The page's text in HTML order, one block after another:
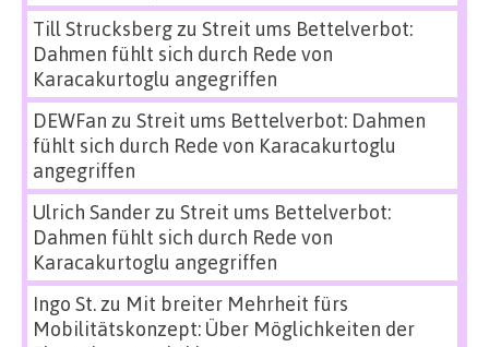
Till Strucksbergzu Streit ums Bettelverbot:
Dahmen fühlt sich durch Rede von
Karacakurtoglu angegriffen
DEWFan zu Streit ums Bettelverbot: Dahmen
fühlt sich durch Rede von Karacakurtoglu
angegriffen
Ulrich Sanderzu Streit ums Bettelverbot:
Dahmen fühlt sich durch Rede von
Karacakurtoglu angegriffen
Ingo St.zu Mit breiter Mehrheit fürs
Mobilitätskonzept: Über Möglichkeiten der